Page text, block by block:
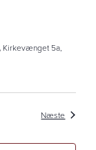
Kirkevænget 5a,
Næste